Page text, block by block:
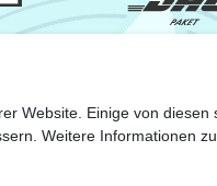
Zu den
Website. Einige von
Weitere Informationen